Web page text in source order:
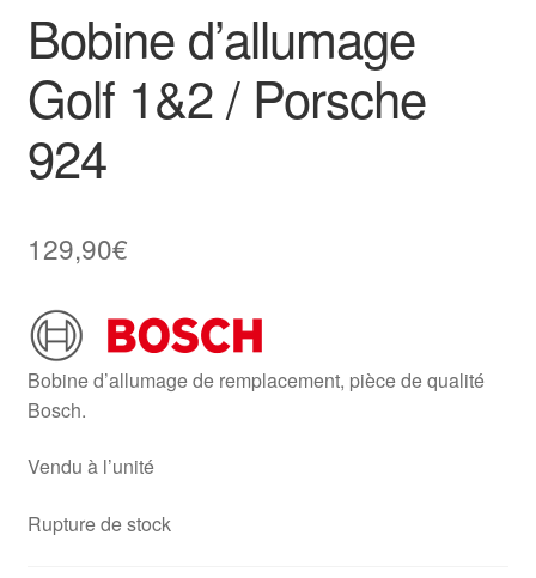
Bobine d’allumage
Golf 1&2 / Porsche
924
129,90€
Bobine d’allumage de remplacement, pièce de qualité
Bosch.
Vendu à l’unité
Rupture de stock